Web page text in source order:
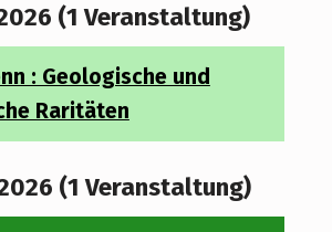
(1 Veranstaltung)
: Geologische und
Raritäten
(1 Veranstaltung)